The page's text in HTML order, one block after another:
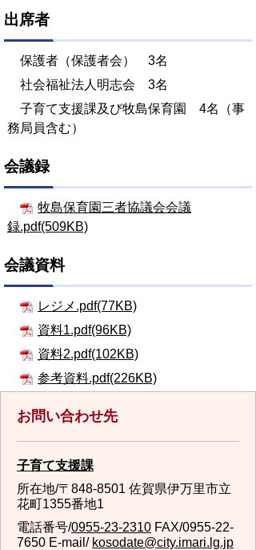
出席者
保護者（保護者会） 3名
社会福祉法人明志会 3名
子育て支援課及び牧島保育園 4名（事
務局員含む）
会議録
牧島保育園三者協議会会議
録.pdf(509KB)
会議資料
レジメ.pdf(77KB)
資料1.pdf(96KB)
資料2.pdf(102KB)
参考資料.pdf(226KB)
お問い合わせ先
子育て支援課
所在地/〒848-8501 佐賀県伊万里市立
花町1355番地1
電話番号/0955-23-2310 FAX/0955-22-
7650 E-mail/ kosodate@city.imari.lg.jp